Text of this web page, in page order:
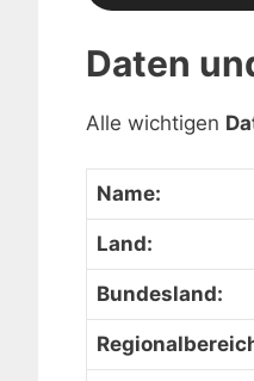
Daten
Alle wichtigen
Name:
Land:
Bundesland: